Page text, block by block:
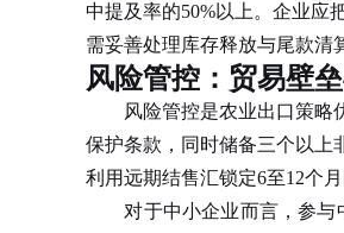
中提及率的50%以上。企业应
需妥善处理库存释放与尾款清
风险管控：贸易壁
风险管控是农业出口策略优
保护条款，同时储备三个以上
利用远期结售汇锁定6至12个
对于中小企业而言，参与中